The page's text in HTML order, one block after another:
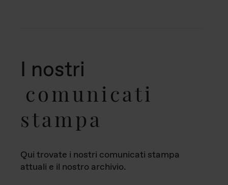
I nostri
comunicati
stampa
Qui trovate i nostri comunicati stampa
attuali e il nostro archivio.